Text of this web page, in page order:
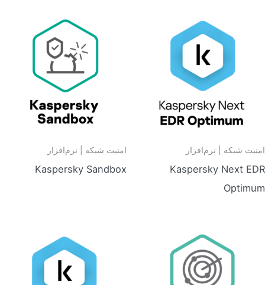
امنیت شبکه | نرم‌افزار
Kaspersky Next EDR
Optimum
امنیت شبکه | نرم‌افزار
Kaspersky Sandbox